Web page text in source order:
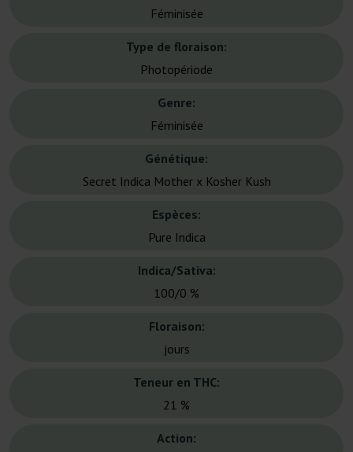
Féminisée
Type de floraison:
Photopériode
Genre:
Féminisée
Génétique:
Secret Indica Mother x Kosher Kush
Espèces:
Pure Indica
Indica/Sativa:
100/0 %
Floraison:
jours
Teneur en THC:
21 %
Action: